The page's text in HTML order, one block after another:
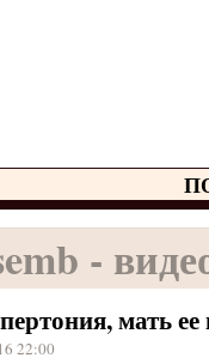
-
мать ее
22:00